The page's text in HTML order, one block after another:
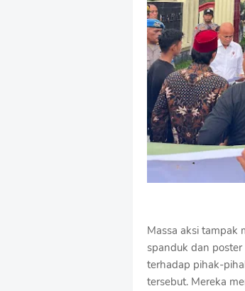
Massa aksi tampak
spanduk dan
terhadap pihak-
tersebut. Mereka